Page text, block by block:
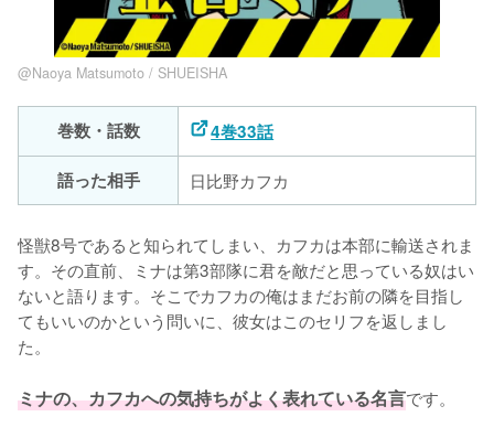
@Naoya Matsumoto / SHUEISHA
巻数・話数
4巻33話
語った相手
日比野カフカ
怪獣8号であると知られてしまい、カフカは本部に輸送されま
す。その直前、ミナは第3部隊に君を敵だと思っている奴はい
ないと語ります。そこでカフカの俺はまだお前の隣を目指し
てもいいのかという問いに、彼女はこのセリフを返しまし
た。
ミナの、カフカへの気持ちがよく表れている名言です。